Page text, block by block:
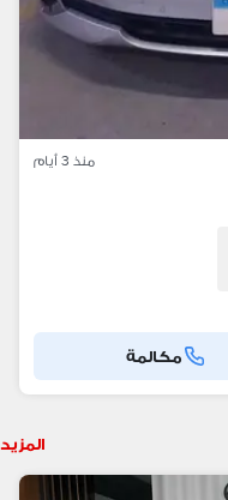
منذ 3 أيام
مكالمة
المزيد